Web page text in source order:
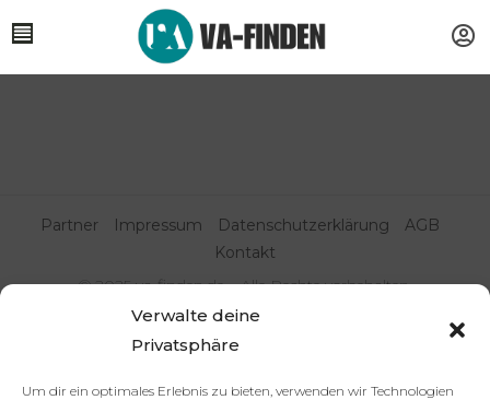
Verwalte deine
Privatsphäre
Um dir ein optimales Erlebnis zu bieten, verwenden wir Technologien
© 2025 va-finden.de – Alle Rechte vorbehalten.
Partner Impressum Datenschutzerklärung
AGB
Kontakt
Virtuelle Assistenz & Freelancer
finden | VA Expert:innenportal